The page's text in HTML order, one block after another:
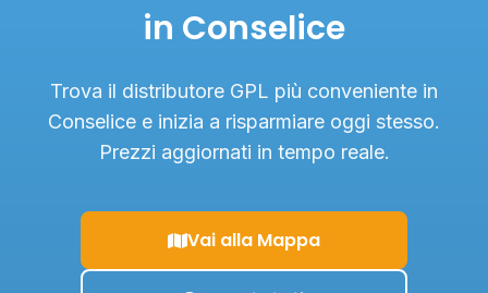
in Conselice
Trova il distributore GPL più conveniente in
Conselice e inizia a risparmiare oggi stesso.
Prezzi aggiornati in tempo reale.
Vai alla Mappa